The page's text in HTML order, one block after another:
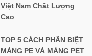
Việt Nam Chất Lượng
Cao
TOP 5 CÁCH PHÂN BIỆT
MÀNG PE VÀ MÀNG PET